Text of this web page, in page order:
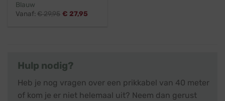
Blauw
Vanaf:€29,95 € 27,95
Hulp nodig?
Heb je nog vragen over een prikkabel van 40 meter
of kom je er niet helemaal uit? Neem dan gerust